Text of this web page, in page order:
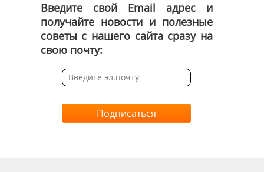
Введите свой Email адрес и
получайте новости и полезные
советы с нашего сайта сразу на
свою почту:
Подписаться